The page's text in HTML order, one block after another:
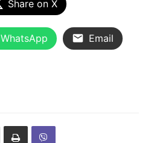
Share on X
WhatsApp Email